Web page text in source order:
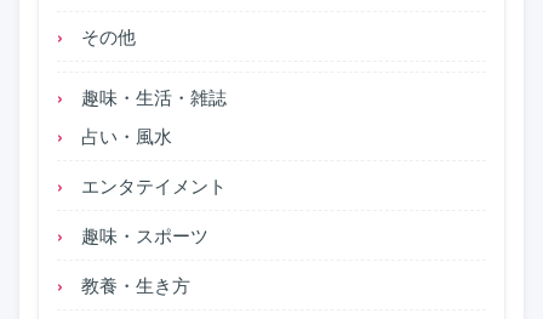
その他
趣味・生活・雑誌
占い・風水
エンタテイメント
趣味・スポーツ
教養・生き方